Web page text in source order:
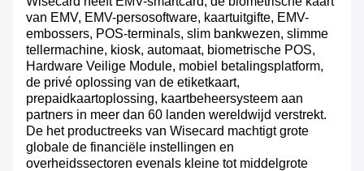
van EMV, EMV-persosoftware, kaartuitgifte, EMV-
embossers, POS-terminals, slim bankwezen, slimme
tellermachine, kiosk, automaat, biometrische POS,
Hardware Veilige Module, mobiel betalingsplatform,
de privé oplossing van de etiketkaart,
prepaidkaartoplossing, kaartbeheersysteem aan
partners in meer dan 60 landen wereldwijd verstrekt.
De het productreeks van Wisecard machtigt grote
globale de financiële instellingen en
overheidssectoren evenals kleine tot middelgrote